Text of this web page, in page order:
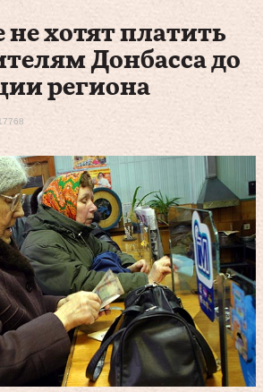
хотят платить
Донбасса до
региона